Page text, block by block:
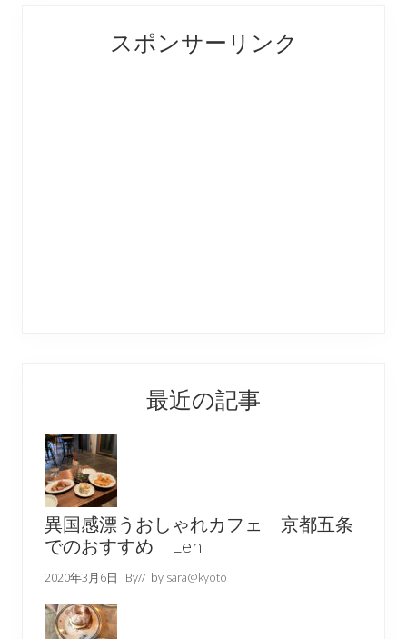
Interactions
Sidebarスポンサーリンク
最近の記事
異国感漂うおしゃれカフェ 京都五条
でのおすすめ Len
2020年3月6日 By// by sara@kyoto